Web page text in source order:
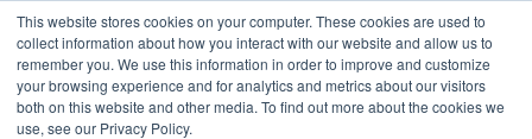
This website stores cookies on your computer. These cookies are used to
collect information about how you interact with our website and allow us to
remember you. We use this information in order to improve and customize
your browsing experience and for analytics and metrics about our visitors
both on this website and other media. To find out more about the cookies we
use, see our Privacy Policy.
FI
EN